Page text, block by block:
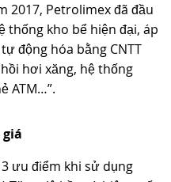
2017, Petrolimex đã đầu
thống kho bể hiện đại, áp
động hóa bằng CNTT
hơi xăng, hệ thống
ATM…”.
ưu điểm khi sử dụng